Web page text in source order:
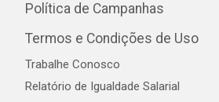
Política de Campanhas
Termos e Condições de Uso
Trabalhe Conosco
Relatório de Igualdade Salarial